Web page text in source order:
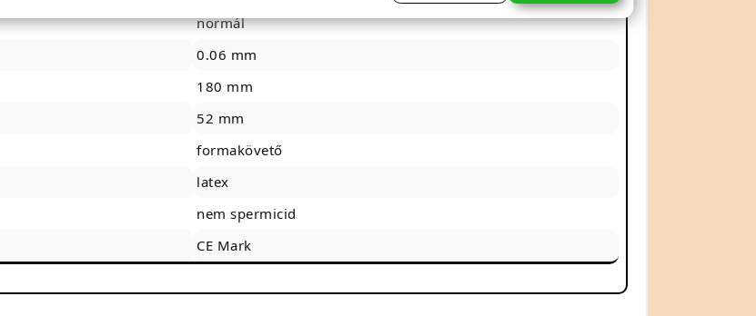
normál
0.06 mm
180 mm
52 mm
formakövető
latex
nem spermicid
CE Mark